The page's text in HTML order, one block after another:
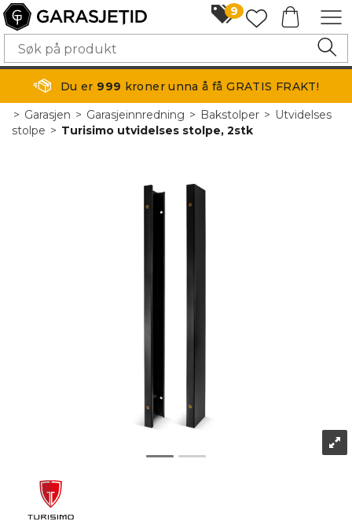
9
Du er 999 kroner unna å få GRATIS FRAKT!
>Garasjen>Garasjeinnredning> Bakstolper> Utvidelses
stolpe>Turisimo utvidelses stolpe, 2stk